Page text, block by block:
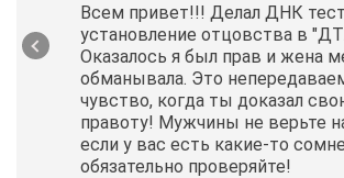
Всем привет!!! Делал ДНК
установление отцовства в
Оказалось я был прав и жена
обманывала. Это
чувство, когда ты доказал
правоту! Мужчины не верьте
если у вас есть какие-то
обязательно проверяйте!